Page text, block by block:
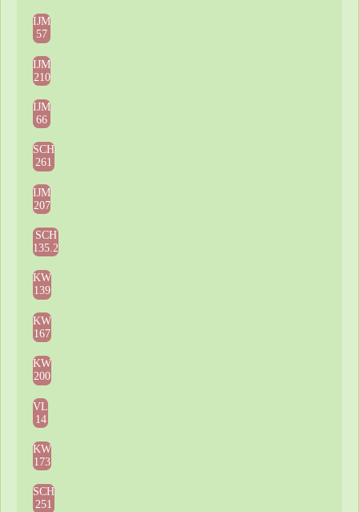
IJM
57
IJM
210
IJM
66
SCH
261
IJM
207
SCH
135.2
KW
139
KW
167
KW
200
VL
14
KW
173
SCH
251